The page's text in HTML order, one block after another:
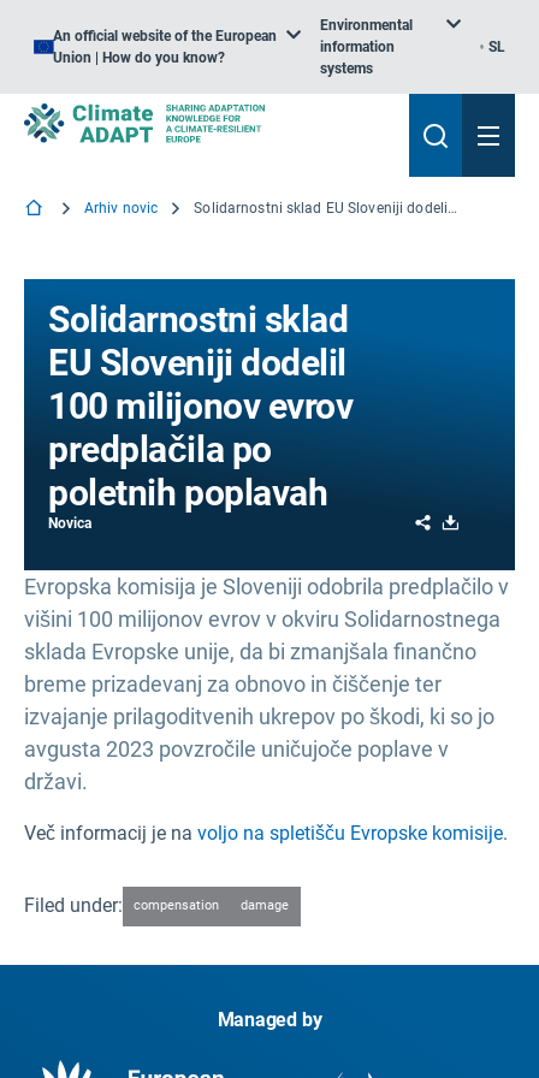
An official website of the European
Union | How do you know?
Environmental
information
systems
SL
Arhiv novic Solidarnostni sklad EU Sloveniji dodelil 100 milijonov evrov predplačila po poletnih poplavah
Solidarnostni sklad
EU Sloveniji dodelil
100 milijonov evrov
predplačila po
poletnih poplavah
Novica Share
Evropska komisija je Sloveniji odobrila predplačilo v
višini 100 milijonov evrov v okviru Solidarnostnega
sklada Evropske unije, da bi zmanjšala finančno
breme prizadevanj za obnovo in čiščenje ter
izvajanje prilagoditvenih ukrepov po škodi, ki so jo
avgusta 2023 povzročile uničujoče poplave v
državi.
Več informacij je na voljo na spletišču Evropske komisije.
Filed under: compensation damage
Managed by